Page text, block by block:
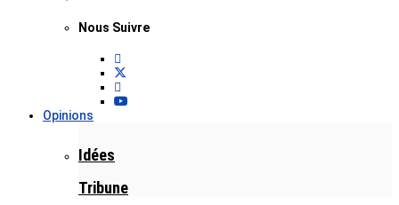
Nous Suivre
Opinions
Idées
Tribune